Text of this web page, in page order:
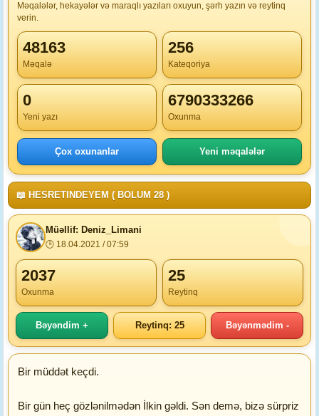
Məqalələr, hekayələr və maraqlı yazıları oxuyun, şərh yazın və reytinq
verin.
48163
Məqalə
256
Kateqoriya
0
Yeni yazı
6790333266
Oxunma
Çox oxunanlar Yeni məqalələr
📖 HESRETINDEYEM ( BOLUM 28 )
Müəllif: Deniz_Limani
🕒 18.04.2021 / 07:59
2037
Oxunma
25
Reytinq
Bəyəndim + Reytinq: 25 Bəyənmədim -
Bir müddət keçdi.
Bir gün heç gözlənilmədən İlkin gəldi. Sən demə, bizə sürpriz